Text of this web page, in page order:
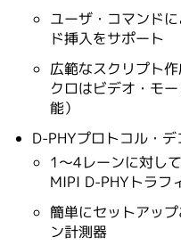
ユーザ・コマンド
ド挿入をサポート
広範なスクリプト
クロはビデオ・モ
能）
D-PHYプロトコル・デ
1～4レーンに対し
MIPI D-PHYトラフ
簡単にセットアッ
ン計測器